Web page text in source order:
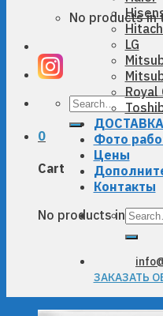
No products in
Search
0
Cart
No products in the
LG
Royal
Фото
Цены
Контакты
Search
ЗАКАЗАТЬ